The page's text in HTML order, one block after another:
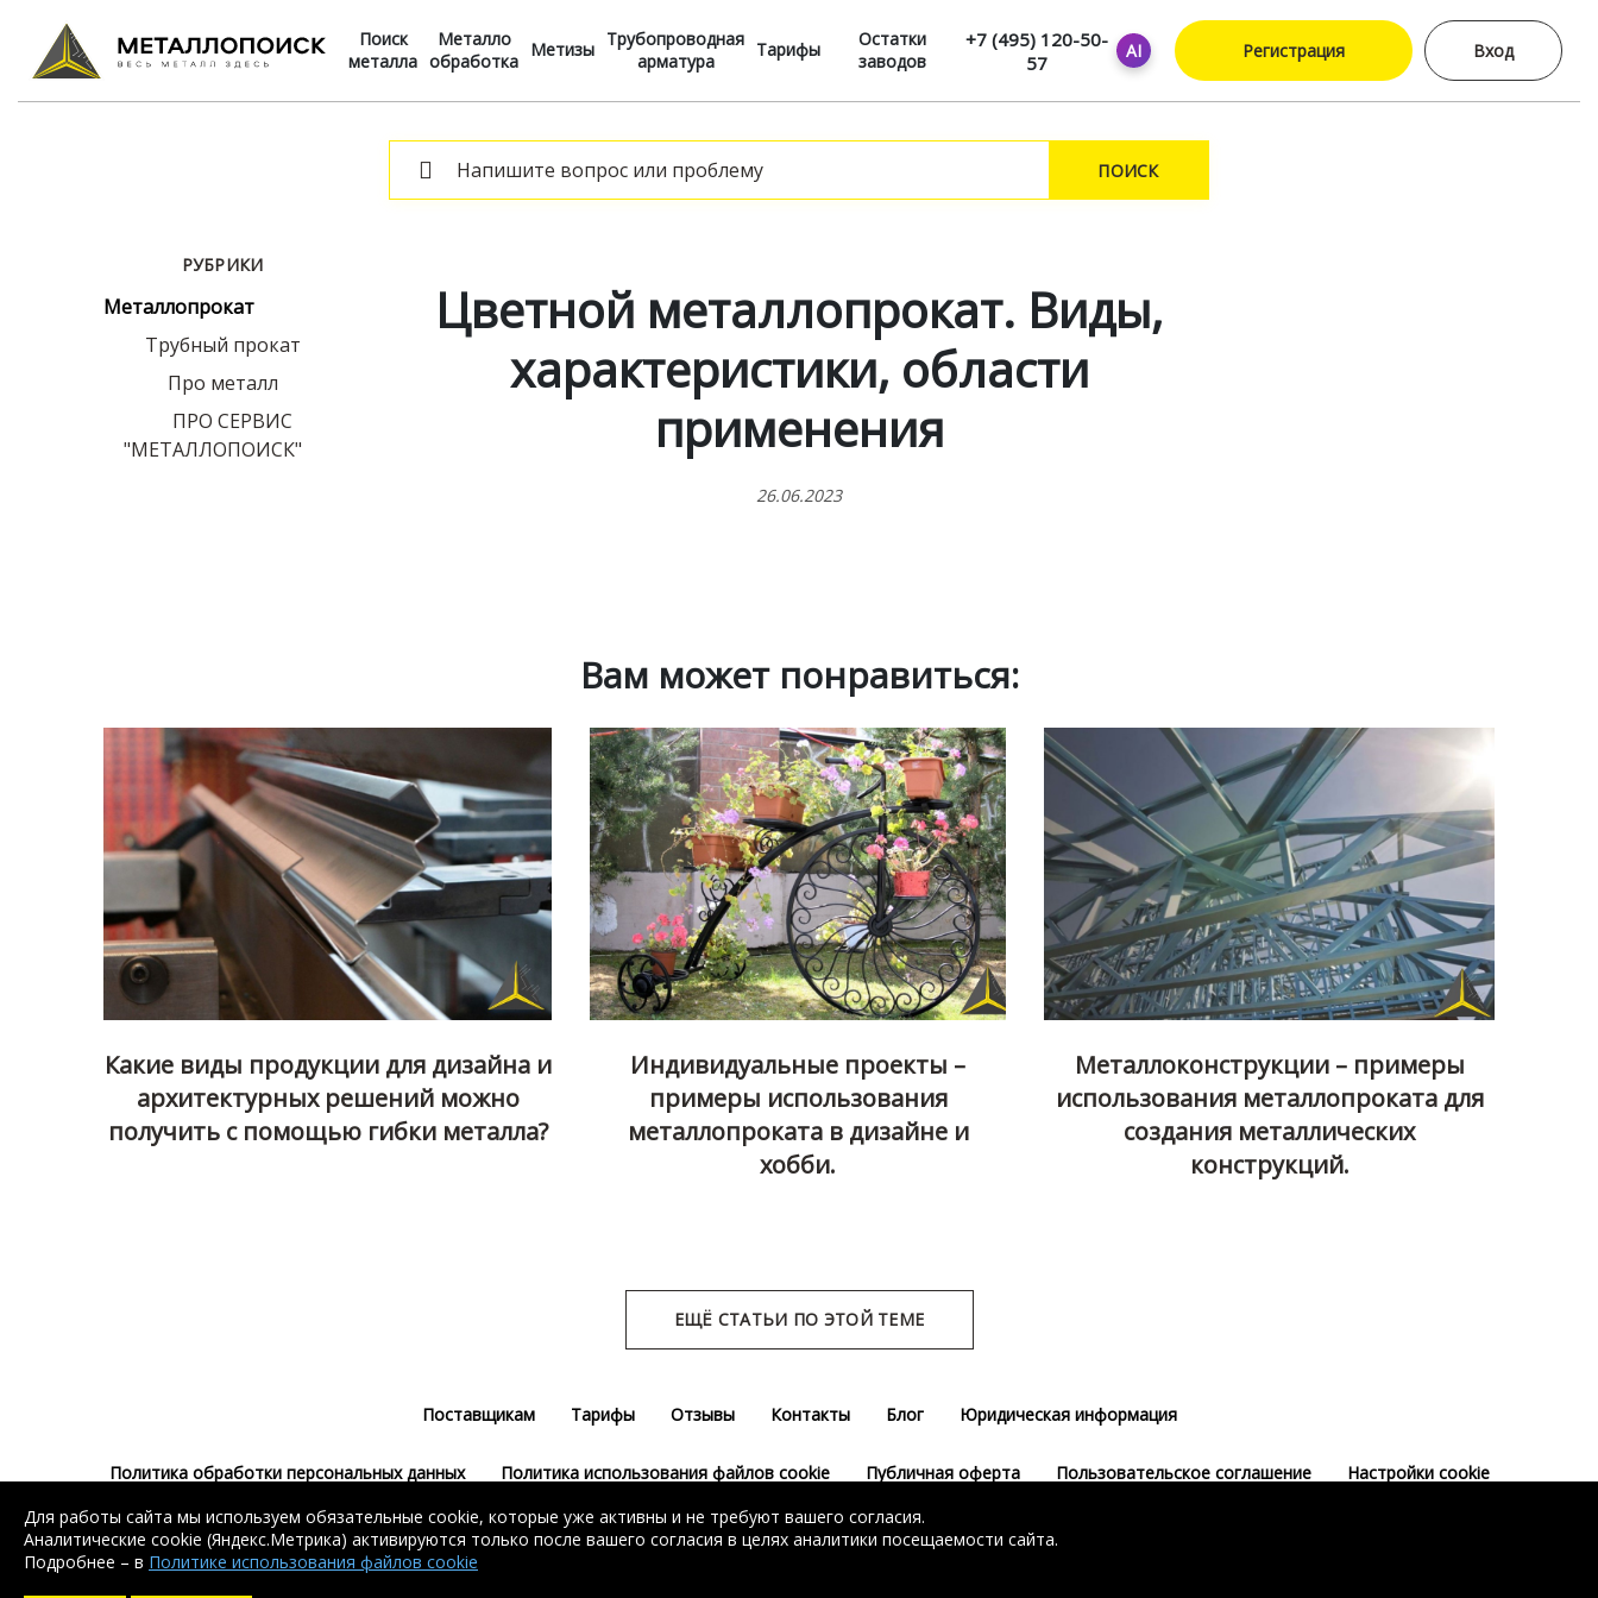
Поиск
металла
Металло
обработка Метизы Трубопроводная
арматура
Тарифы
Остатки
заводов
+7 (495) 120-50-
57
AI Регистрация Вход
ПОИСК
РУБРИКИ
Металлопрокат
Трубный прокат
Про металл
ПРО СЕРВИС
"МЕТАЛЛОПОИСК"
Цветной металлопрокат. Виды,
характеристики, области
применения
26.06.2023
Вам может понравиться:
Какие виды продукции для дизайна и
архитектурных решений можно
получить с помощью гибки металла?
Индивидуальные проекты –
примеры использования
металлопроката в дизайне и
хобби.
Металлоконструкции – примеры
использования металлопроката для
создания металлических
конструкций.
ЕЩЁ СТАТЬИ ПО ЭТОЙ ТЕМЕ
Поставщикам Тарифы Отзывы Контакты Блог Юридическая информация
Политика обработки персональных данных Политика использования файлов cookie Публичная оферта Пользовательское соглашение Настройки cookie
Согласие на использование сервиса Яндекс.Метрика
Для работы сайта мы используем обязательные cookie, которые уже активны и не требуют вашего согласия.
Аналитические cookie (Яндекс.Метрика) активируются только после вашего согласия в целях аналитики посещаемости сайта.
Подробнее – в Политике использования файлов cookie